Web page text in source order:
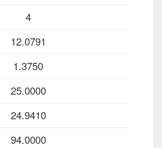
4
12.0791
1.3750
25.0000
24.9410
94.0000